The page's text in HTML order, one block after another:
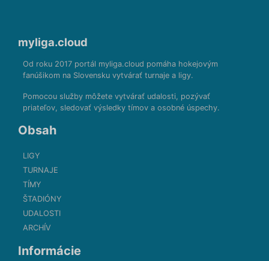
myliga.cloud
Od roku 2017 portál myliga.cloud pomáha hokejovým
fanúšikom na Slovensku vytvárať turnaje a ligy.
Pomocou služby môžete vytvárať udalosti, pozývať
priateľov, sledovať výsledky tímov a osobné úspechy.
Obsah
LIGY
TURNAJE
TÍMY
ŠTADIÓNY
UDALOSTI
ARCHÍV
Informácie